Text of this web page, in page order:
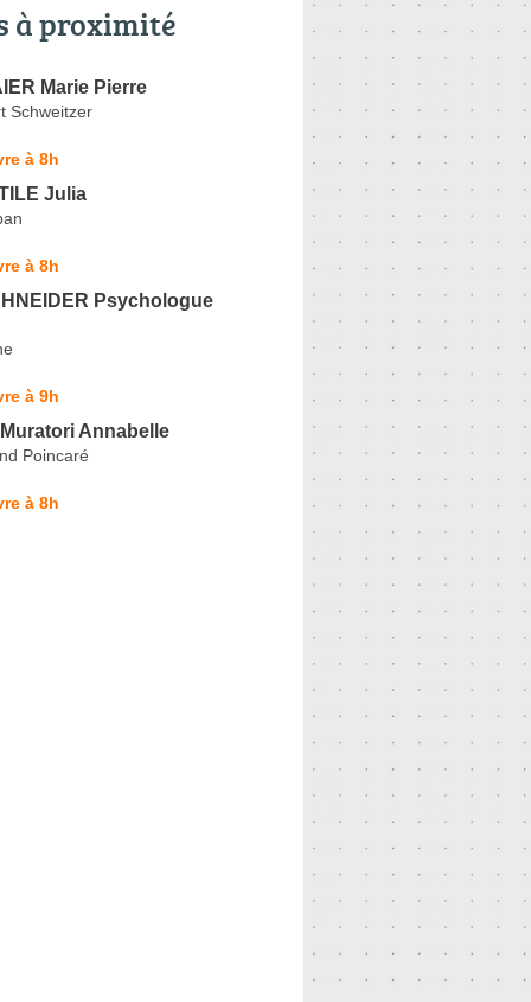
à proximité
Marie Pierre
Schweitzer
à 8h
Julia
à 8h
Psychologue
à 9h
Annabelle
Poincaré
à 8h